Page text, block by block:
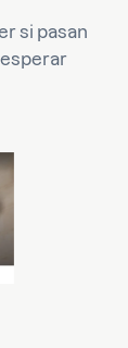
si pasan